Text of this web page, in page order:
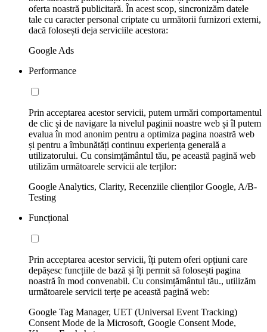
oferta noastră publicitară. În acest scop, sincronizăm datele
tale cu caracter personal criptate cu următorii furnizori externi,
dacă folosești deja serviciile acestora:
Google Ads
Performance
Prin acceptarea acestor servicii, putem urmări comportamentul
de clic și de navigare la nivelul paginii noastre web și îl putem
evalua în mod anonim pentru a optimiza pagina noastră web
și pentru a îmbunătăți continuu experiența generală a
utilizatorului. Cu consimțământul tău, pe această pagină web
utilizăm următoarele servicii ale terților:
Google Analytics, Clarity, Recenziile clienților Google, A/B-
Testing
Funcțional
Prin acceptarea acestor servicii, îți putem oferi opțiuni care
depășesc funcțiile de bază și îți permit să folosești pagina
noastră în mod convenabil. Cu consimțământul tău., utilizăm
următoarele servicii terțe pe această pagină web:
Google Tag Manager, UET (Universal Event Tracking)
Consent Mode de la Microsoft, Google Consent Mode,